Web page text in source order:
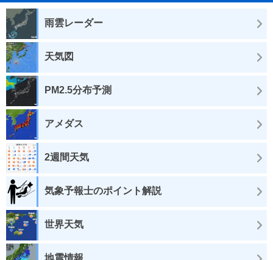
雨雲レーダー
天気図
PM2.5分布予測
アメダス
2週間天気
気象予報士のポイント解説
世界天気
地震情報